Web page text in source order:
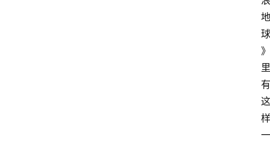
地
球
》
里
有
这
样
一